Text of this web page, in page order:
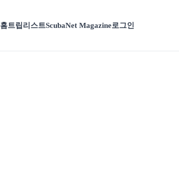
홈트립리스트ScubaNet Magazine로그인